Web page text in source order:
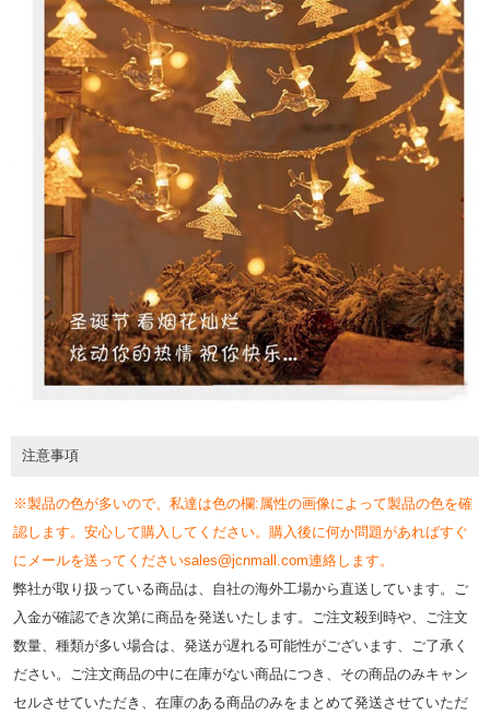
注意事項
※製品の色が多いので、私達は色の欄:属性の画像によって製品の色を確
認します。安心して購入してください。購入後に何か問題があればすぐ
にメールを送ってくださいsales@jcnmall.com連絡します。
弊社が取り扱っている商品は、自社の海外工場から直送しています。ご
入金が確認でき次第に商品を発送いたします。ご注文殺到時や、ご注文
数量、種類が多い場合は、発送が遅れる可能性がございます、ご了承く
ださい。ご注文商品の中に在庫がない商品につき、その商品のみキャン
セルさせていただき、在庫のある商品のみをまとめて発送させていただ